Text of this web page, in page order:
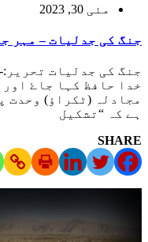
مئی 30, 2023
جنگ کی جدلیات – مہر
جنگ کی جدلیات
خدا حافظ کہا جاۓ
مجادلہ (ٹکراؤ) وحدت
ہے کہ “تشکیل
SHARE